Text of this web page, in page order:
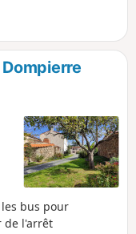
et
bus pour
de l'arrêt